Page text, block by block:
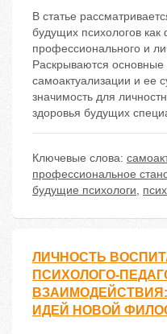
В статье
будущих психологов
профессионального и
Раскрываются
самоактуализации и ее
значимость для
здоровья будущих
Ключевые слова:
профессиональное
будущие психологи,
ЛИЧНОСТЬ
ПСИХОЛОГО-
ИДЕЙ НОВОЙ